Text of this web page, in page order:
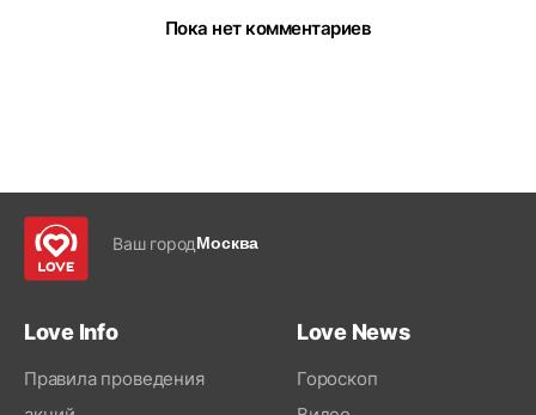
Пока нет комментариев
Ваш городМосква
Love Info
Правила проведения
Love News
Гороскоп